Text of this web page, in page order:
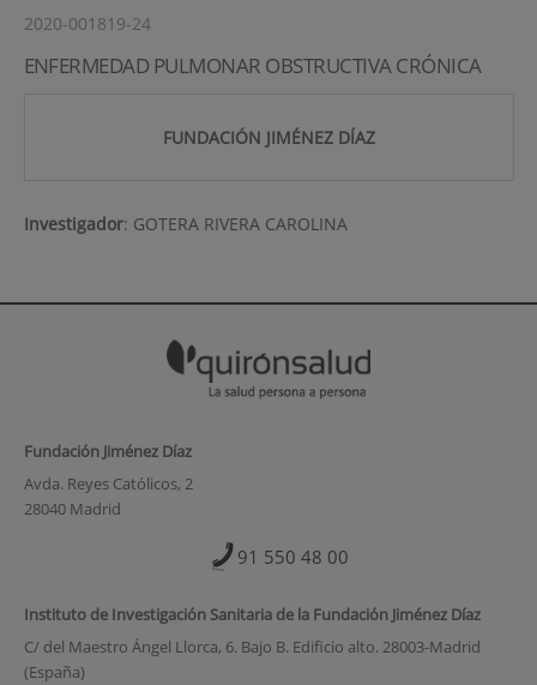
2020-001819-24
ENFERMEDAD PULMONAR OBSTRUCTIVA CRÓNICA
FUNDACIÓN JIMÉNEZ DÍAZ
Investigador: GOTERA RIVERA CAROLINA
Fundación Jiménez Díaz
Avda. Reyes Católicos, 2
28040 Madrid
91 550 48 00
Instituto de Investigación Sanitaria de la Fundación Jiménez Díaz
C/ del Maestro Ángel Llorca, 6. Bajo B. Edificio alto. 28003-Madrid
(España)